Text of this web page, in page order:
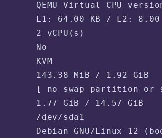
QEMU Virtual CPU
L1: 64.00 KB / L2: 8.00
2 vCPU(s)
No
KVM
143.38 MiB / 1.92 GiB
[ no swap partition or
1.77 GiB / 14.57 GiB
/dev/sda1
GNU/Linux 12